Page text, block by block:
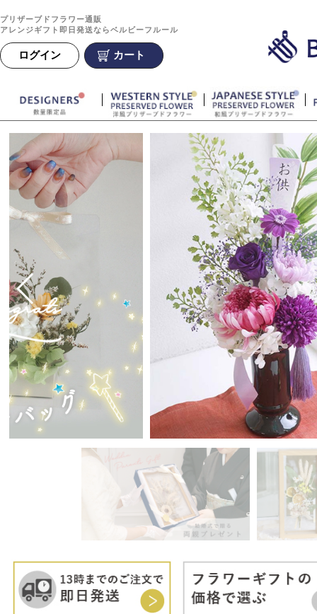
プリザーブドフラワー通販
アレンジギフト即日発送ならベルビーフルール
ログイン カート